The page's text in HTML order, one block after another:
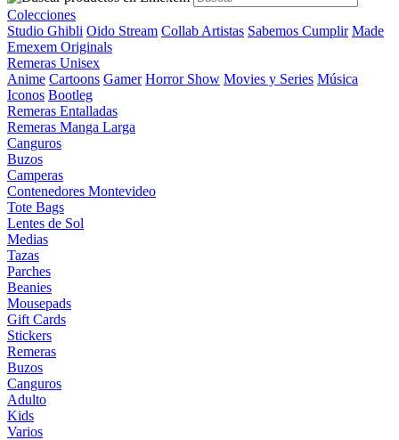
Colecciones
Studio Ghibli Oido Stream Collab Artistas Sabemos Cumplir Made
Emexem Originals
Remeras Unisex
Anime Cartoons Gamer Horror Show Movies y Series Música
Iconos Bootleg
Remeras Entalladas
Remeras Manga Larga
Canguros
Buzos
Camperas
Contenedores Montevideo
Tote Bags
Lentes de Sol
Medias
Tazas
Parches
Beanies
Mousepads
Gift Cards
Stickers
Remeras
Buzos
Canguros
Adulto
Kids
Varios